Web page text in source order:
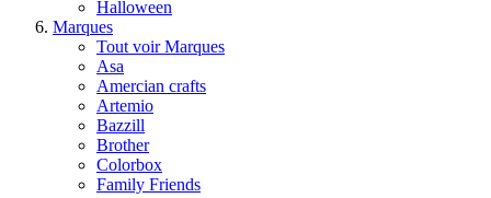
Halloween
Marques
Tout voir Marques
Asa
Amercian crafts
Artemio
Bazzill
Brother
Colorbox
Family Friends